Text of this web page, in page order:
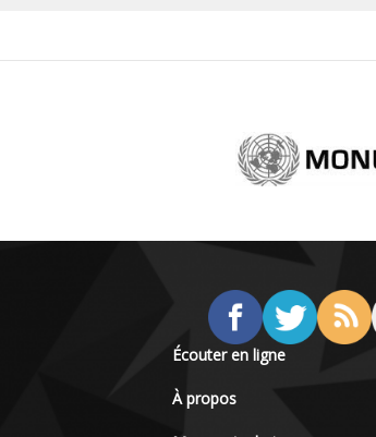
Écouter en ligne
À propos